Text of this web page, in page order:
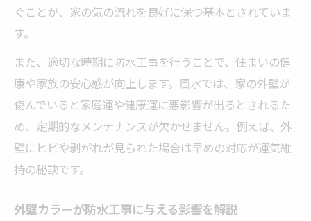
ぐことが、家の気の流れを良好に保つ基本とされていま
す。
また、適切な時期に防水工事を行うことで、住まいの健
康や家族の安心感が向上します。風水では、家の外壁が
傷んでいると家庭運や健康運に悪影響が出るとされるた
め、定期的なメンテナンスが欠かせません。例えば、外
壁にヒビや剥がれが見られた場合は早めの対応が運気維
持の秘訣です。
外壁カラーが防水工事に与える影響を解説